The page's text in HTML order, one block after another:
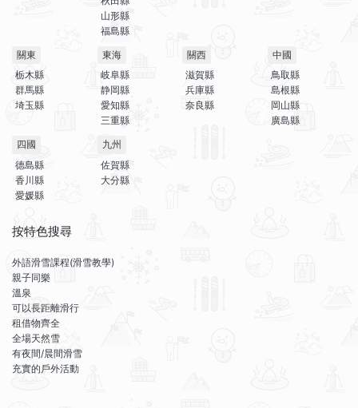
山形縣
福島縣
關東
栃木縣
群馬縣
埼玉縣
東海
岐阜縣
静岡縣
愛知縣
三重縣
關西
滋賀縣
兵庫縣
奈良縣
中國
鳥取縣
島根縣
岡山縣
廣島縣
四國
德島縣
香川縣
愛媛縣
九州
佐賀縣
大分縣
按特色搜尋
外語滑雪課程(滑雪教學)
親子同樂
溫泉
可以長距離滑行
租借物齊全
全場天然雪
有夜間/晨間滑雪
充實的戶外活動